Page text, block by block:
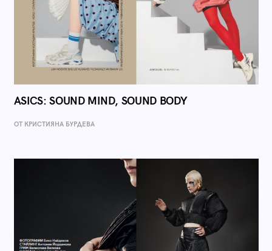
ASICS: SOUND MIND, SOUND BODY
ОТ КРИСТИЯНА БУРДЕВА